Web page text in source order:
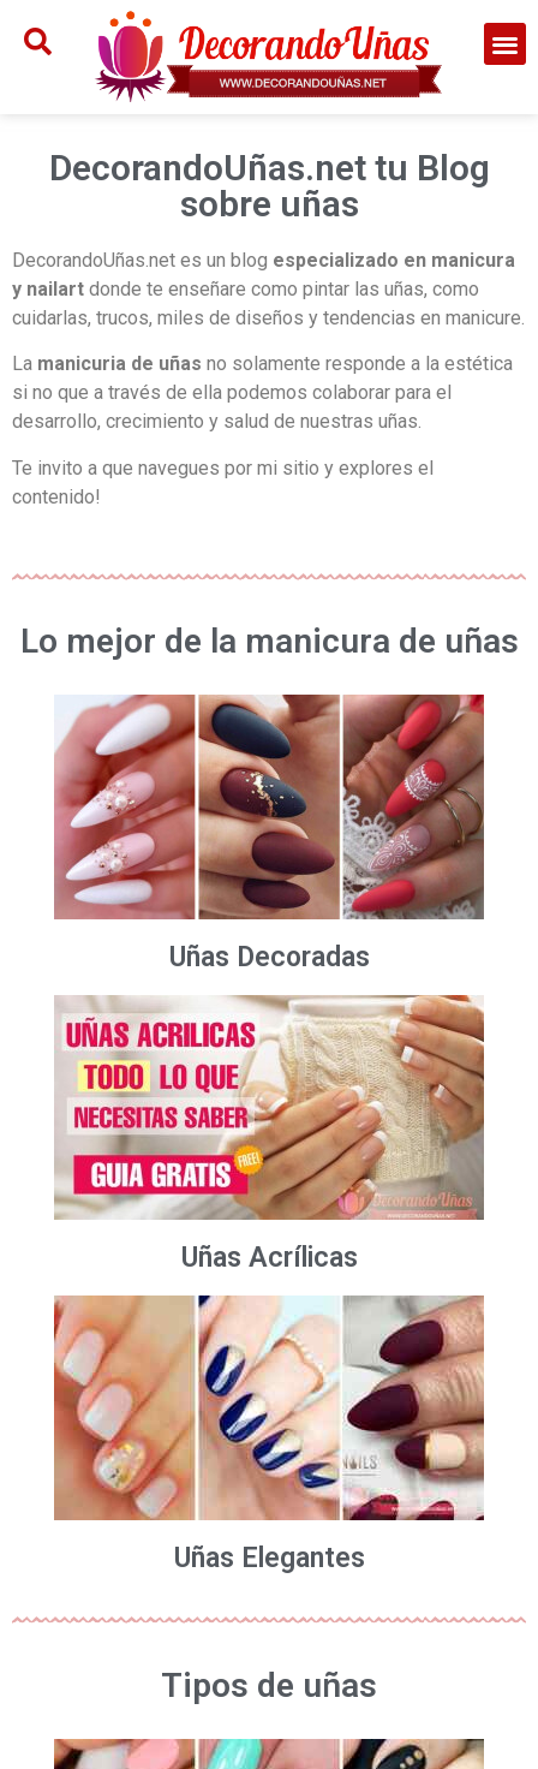
DecorandoUñas.net tu Blog
sobre uñas
DecorandoUñas.net es un blog especializado en manicura
y nailart donde te enseñare como pintar las uñas, como
cuidarlas, trucos, miles de diseños y tendencias en manicure.
La manicuria de uñas no solamente responde a la estética
si no que a través de ella podemos colaborar para el
desarrollo, crecimiento y salud de nuestras uñas.
Te invito a que navegues por mi sitio y explores el
contenido!
Lo mejor de la manicura de uñas
Uñas Decoradas
Uñas Acrílicas
Uñas Elegantes
Tipos de uñas